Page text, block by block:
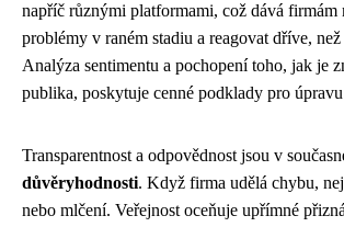
napříč různými platformami, což dává
problémy v raném stadiu a reagovat dříve,
Analýza sentimentu a pochopení toho, jak je
publika, poskytuje cenné podklady pro
Transparentnost a odpovědnost jsou v
důvěryhodnosti. Když firma udělá chybu,
nebo mlčení. Veřejnost oceňuje upřímné